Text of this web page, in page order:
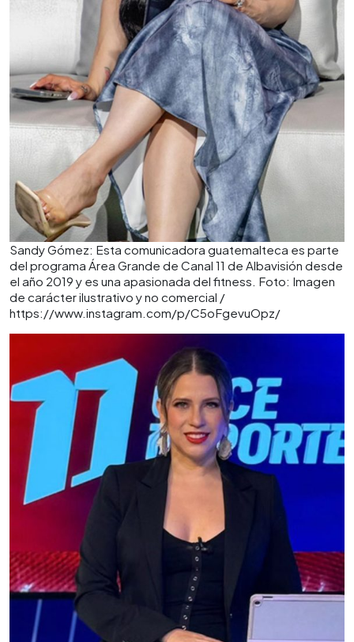
Sandy Gómez: Esta comunicadora guatemalteca es parte
del programa Área Grande de Canal 11 de Albavisión desde
el año 2019 y es una apasionada del fitness. Foto: Imagen
de carácter ilustrativo y no comercial /
https://www.instagram.com/p/C5oFgevuOpz/